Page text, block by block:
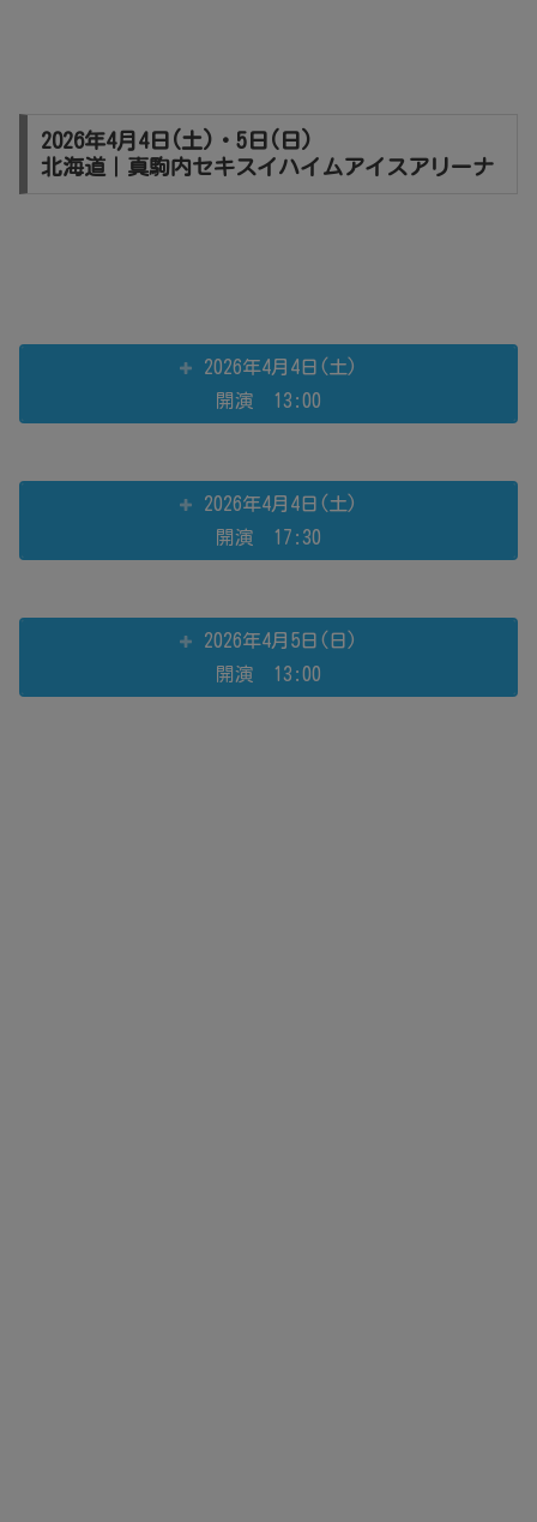
2026年4月4日(土)・5日(日)
北海道｜真駒内セキスイハイムアイスアリーナ
2026年4月4日(土)
開演 13:00
2026年4月4日(土)
開演 17:30
2026年4月5日(日)
開演 13:00